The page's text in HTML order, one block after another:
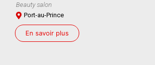
Beauty salon
Port-au-Prince
En savoir plus